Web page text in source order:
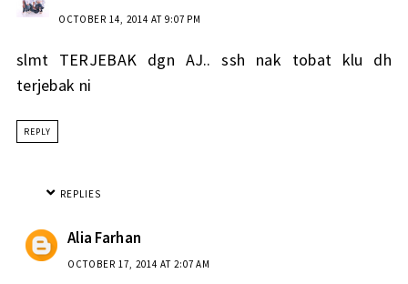
OCTOBER 14, 2014 AT 9:07 PM
slmt TERJEBAK dgn AJ.. ssh nak tobat klu dh
terjebak ni
REPLY
REPLIES
Alia Farhan
OCTOBER 17, 2014 AT 2:07 AM